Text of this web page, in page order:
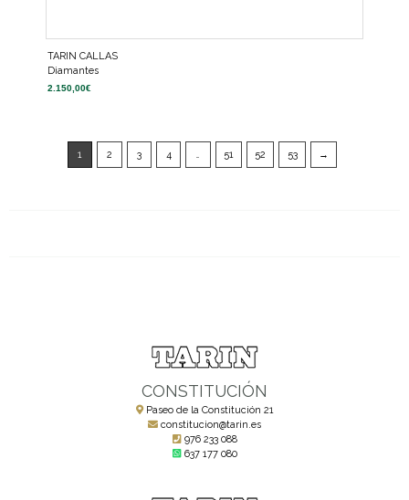
TARIN CALLAS
Diamantes
2.150,00€
1 2 3 4 51 52 53 →
CONSTITUCIÓN
Paseo de la Constitución 21
constitucion@tarin.es
976 233 088
637 177 080